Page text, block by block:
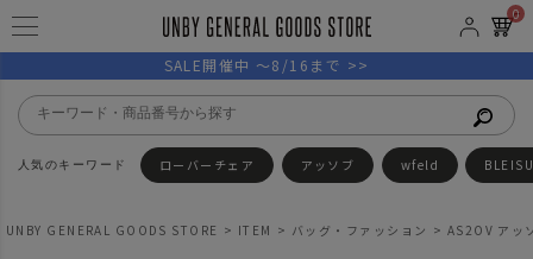
0
SALE開催中 ～8/16まで >>
ローバーチェア アッソブ wfeld
UNBY GENERAL GOODS STORE ITEM バッグ・ファッション AS2OV アッ